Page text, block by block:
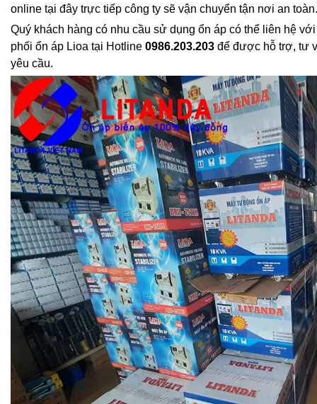
online tại đây trực tiếp công ty sẽ vận chuyển tận nơi an toàn.
Quý khách hàng có nhu cầu sử dụng ổn áp có thể liên hệ
phối ổn áp Lioa tại Hotline 0986.203.203 để được hỗ trợ, tư
yêu cầu.